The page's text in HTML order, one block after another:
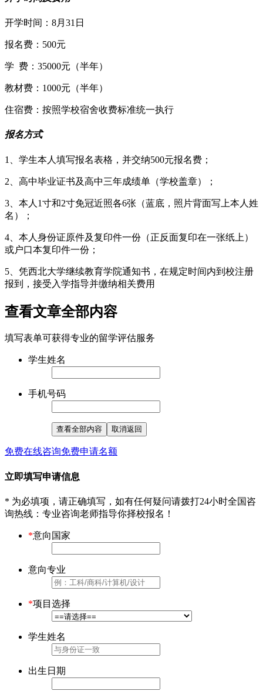
开学时间：8月31日
报名费：500元
学 费：35000元（半年）
教材费：1000元（半年）
住宿费：按照学校宿舍收费标准统一执行
报名方式
1、学生本人填写报名表格，并交纳500元报名费；
2、高中毕业证书及高中三年成绩单（学校盖章）；
3、本人1寸和2寸免冠近照各6张（蓝底，照片背面写上本人姓
名）；
4、本人身份证原件及复印件一份（正反面复印在一张纸上）
或户口本复印件一份；
5、凭西北大学继续教育学院通知书，在规定时间内到校注册
报到，接受入学指导并缴纳相关费用
查看文章全部内容
填写表单可获得专业的留学评估服务
学生姓名
手机号码
查看全部内容 取消返回
免费在线咨询免费申请名额
立即填写申请信息
* 为必填项，请正确填写，如有任何疑问请拨打24小时全国咨
询热线 ：专业咨询老师指导你择校报名！
*意向国家
意向专业
*项目选择
学生姓名
出生日期